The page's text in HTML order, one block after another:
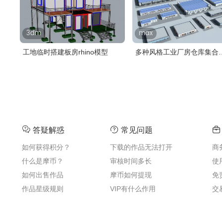
3dm
工地临时搭建板房rhino模型
max
多种风格工业厂房仓库集合
答疑解惑
如何获得积分？
什么是摩币？
如何出售作品
作品星级规则
常见问题
下载的作品无法打开
审核时间多长
摩币如何提现
VIP有什么作用
商
使
免
交